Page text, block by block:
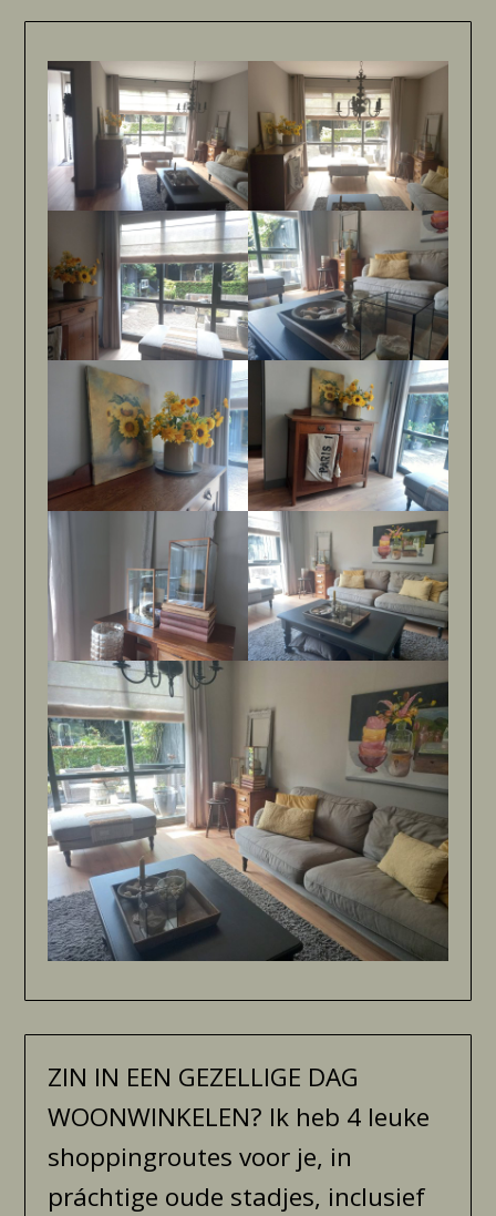
ZIN IN EEN GEZELLIGE DAG
WOONWINKELEN? Ik heb 4 leuke
shoppingroutes voor je, in
práchtige oude stadjes, inclusief